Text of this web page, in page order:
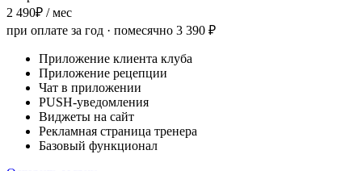
2 490₽ / мес
при оплате за год · помесячно 3 390 ₽
Приложение клиента клуба
Приложение рецепции
Чат в приложении
PUSH-уведомления
Виджеты на сайт
Рекламная страница тренера
Базовый функционал